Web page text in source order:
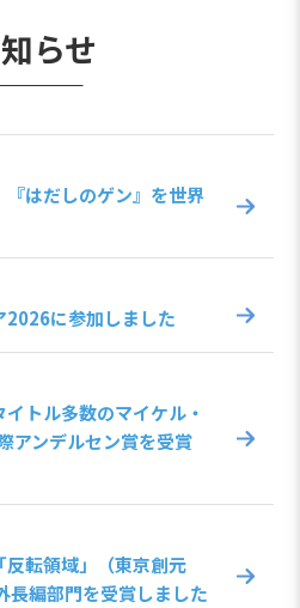
らせ
はだしのゲン』を世界
2026に参加しました
トル多数のマイケル・
アンデルセン賞を受賞
反転領域」（東京創元
長編部門を受賞しました